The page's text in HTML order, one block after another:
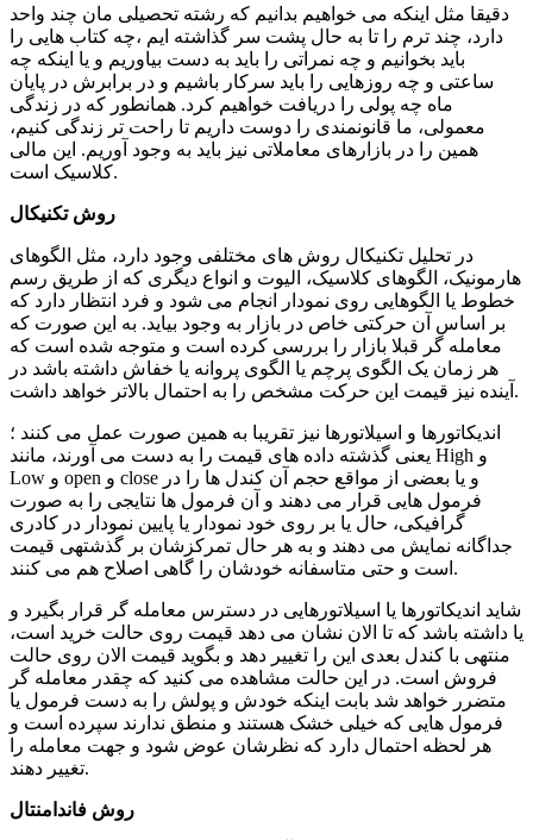
دقیقا مثل اینکه می خواهیم بدانیم که رشته تحصیلی مان چند واحد
دارد، چند ترم را تا به حال پشت سر گذاشته ایم ،چه کتاب هایی را
باید بخوانیم و چه نمراتی را باید به دست بیاوریم و یا اینکه چه
ساعتی و چه روزهایی را باید سرکار باشیم و در برابرش در پایان
ماه چه پولی را دریافت خواهیم کرد. همانطور که در زندگی
معمولی، ما قانونمندی را دوست داریم تا راحت تر زندگی کنیم،
همین را در بازارهای معاملاتی نیز باید به وجود آوریم. این مالی
کلاسیک است.
روش تکنیکال
در تحلیل تکنیکال روش های مختلفی وجود دارد، مثل الگوهای
هارمونیک، الگوهای کلاسیک، الیوت و انواع دیگری که از طریق رسم
خطوط یا الگوهایی روی نمودار انجام می شود و فرد انتظار دارد که
بر اساس آن حرکتی خاص در بازار به وجود بیاید. به این صورت که
معامله گر قبلا بازار را بررسی کرده است و متوجه شده است که
هر زمان یک الگوی پرچم یا الگوی پروانه یا خفاش داشته باشد در
آینده نیز قیمت این حرکت مشخص را به احتمال بالاتر خواهد داشت.
اندیکاتورها و اسیلاتورها نیز تقریبا به همین صورت عمل می کنند ؛
یعنی گذشته داده های قیمت را به دست می آورند، مانند High و
Low و open و close و یا بعضی از مواقع حجم آن کندل ها را در
فرمول هایی قرار می دهند و آن فرمول ها نتایجی را به صورت
گرافیکی، حال یا بر روی خود نمودار یا پایین نمودار در کادری
جداگانه نمایش می دهند و به هر حال تمرکزشان بر گذشته­ی قیمت
است و حتی متاسفانه خودشان را گاهی اصلاح هم می کنند.
شاید اندیکاتورها یا اسیلاتورهایی در دسترس معامله گر قرار بگیرد و
یا داشته باشد که تا الان نشان می دهد قیمت روی حالت خرید است،
منتهی با کندل بعدی این را تغییر دهد و بگوید قیمت الان روی حالت
فروش است. در این حالت مشاهده می کنید که چقدر معامله گر
متضرر خواهد شد بابت اینکه خودش و پولش را به دست فرمول یا
فرمول هایی که خیلی خشک هستند و منطق ندارند سپرده است و
هر لحظه احتمال دارد که نظرشان عوض شود و جهت معامله را
تغییر دهند.
روش فاندامنتال